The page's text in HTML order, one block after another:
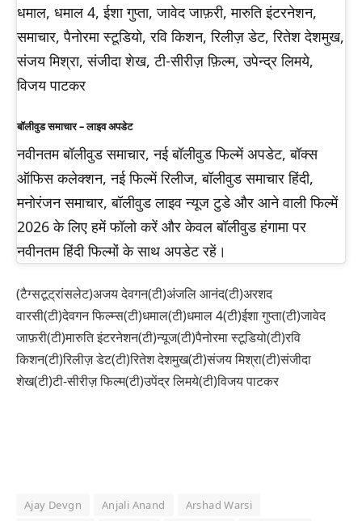
धमाल, धमाल 4, ईशा गुप्ता, जावेद जाफ़री, मारुति इंटरनेशन,
समाचार, पैनोरमा स्टूडियो, रवि किशन, रिलीज़ डेट, रितेश देशमुख,
संजय मिश्रा, संजीदा शेख, टी-सीरीज़ फ़िल्म, उपेन्द्र लिमये,
विजय पाटकर
बॉलीवुड समाचार – लाइव अपडेट
नवीनतम बॉलीवुड समाचार, नई बॉलीवुड फिल्में अपडेट, बॉक्स
ऑफिस कलेक्शन, नई फिल्में रिलीज, बॉलीवुड समाचार हिंदी,
मनोरंजन समाचार, बॉलीवुड लाइव न्यूज टुडे और आने वाली फिल्में
2026 के लिए हमें फॉलो करें और केवल बॉलीवुड हंगामा पर
नवीनतम हिंदी फिल्मों के साथ अपडेट रहें।
(टैग्सटूट्रांसलेट)अजय देवगन(टी)अंजलि आनंद(टी)अरशद
वारसी(टी)देवगन फिल्म्स(टी)धमाल(टी)धमाल 4(टी)ईशा गुप्ता(टी)जावेद
जाफ़री(टी)मारुति इंटरनेशन(टी)न्यूज(टी)पैनोरमा स्टूडियो(टी)रवि
किशन(टी)रिलीज़ डेट(टी)रितेश देशमुख(टी)संजय मिश्रा(टी)संजीदा
शेख(टी)टी-सीरीज़ फिल्म(टी)उपेंद्र लिमये(टी)विजय पाटकर
Ajay Devgn Anjali Anand Arshad Warsi